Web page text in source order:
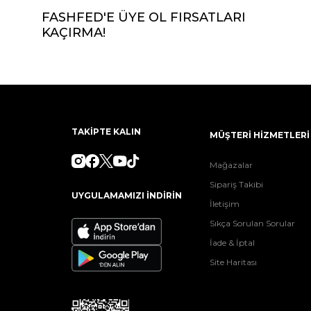
FASHFED'E ÜYE OL FIRSATLARI
KAÇIRMA!
TAKİPTE KALIN
UYGULAMAMIZI İNDİRİN
MÜŞTERİ HİZMETLERİ
Mağazalar
Sipariş Takibi
İletişim
Sıkça Sorulan Sorular
İade & İptal
Site Haritası